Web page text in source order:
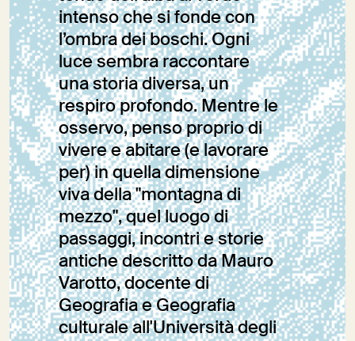
intenso che si fonde con
l’ombra dei boschi. Ogni
luce sembra raccontare
una storia diversa, un
respiro profondo. Mentre le
osservo, penso proprio di
vivere e abitare (e lavorare
per) in quella dimensione
viva della "montagna di
mezzo", quel luogo di
passaggi, incontri e storie
antiche descritto da Mauro
Varotto, docente di
Geografia e Geografia
culturale all'Università degli